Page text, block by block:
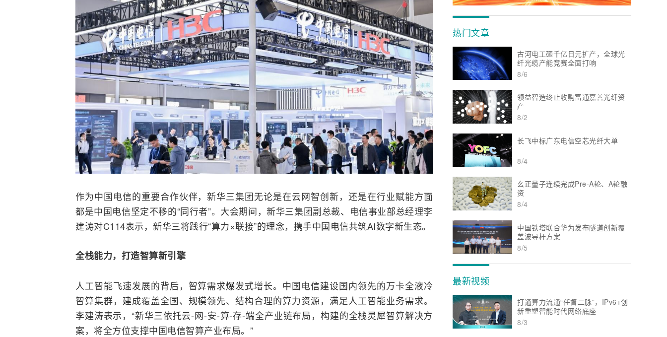
作为中国电信的重要合作伙伴，新华三集团无论是在云网智创新，还是在行业赋能方面
都是中国电信坚定不移的“同行者”。大会期间，新华三集团副总裁、电信事业部总经理李
建涛对C114表示，新华三将践行“算力×联接”的理念，携手中国电信共筑AI数字新生态。
全栈能力， 打造智算新引擎
人工智能飞速发展的背后，智算需求爆发式增长。中国电信建设国内领先的万卡全液冷
智算集群，建成覆盖全国、规模领先、结构合理的算力资源，满足人工智能业务需求。
李建涛表示，“新华三依托云-网-安-算-存-端全产业链布局，构建的全栈灵犀智算解决方
案，将全方位支撑中国电信智算产业布局。”
热门文章
古河电工砸千亿日元扩产，全球光
纤光缆产能竞赛全面打响
8/6
领益智造终止收购富通嘉善光纤资
产
8/2
长飞中标广东电信空芯光纤大单
8/4
幺正量子连续完成Pre-A轮、A轮融
资
8/4
中国铁塔联合华为发布隧道创新覆
盖波导杆方案
8/5
最新视频
打通算力流通“任督二脉”，IPv6+创
新重塑智能时代网络底座
8/3